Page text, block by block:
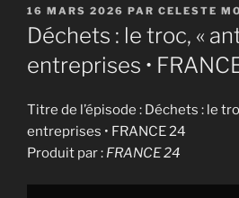
PUBLIÉ
LE
16 MARS 2026 PAR CELESTE
Déchets : le troc, «
entreprises •
Titre de l’épisode : Déchets : le
entreprises • FRANCE 24
Produit par : FRANCE 24
Display